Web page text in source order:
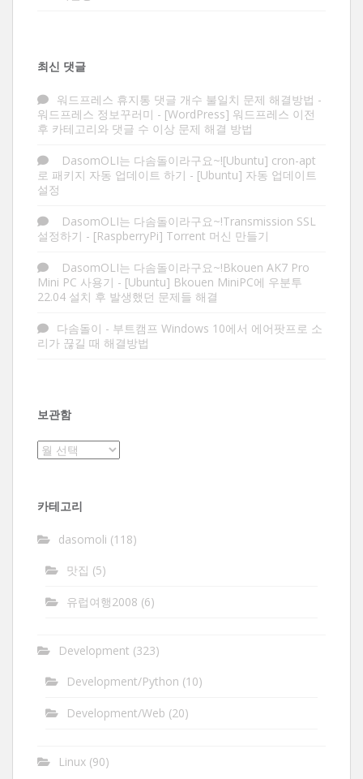
최신 댓글
워드프레스 휴지통 댓글 개수 불일치 문제 해결방법 -
워드프레스 정보꾸러미 - [WordPress] 워드프레스 이전
후 카테고리와 댓글 수 이상 문제 해결 방법
DasomOLI는 다솜돌이라구요~![Ubuntu] cron-apt
로 패키지 자동 업데이트 하기 - [Ubuntu] 자동 업데이트
설정
DasomOLI는 다솜돌이라구요~!Transmission SSL
설정하기 - [RaspberryPi] Torrent 머신 만들기
DasomOLI는 다솜돌이라구요~!Bkouen AK7 Pro
Mini PC 사용기 - [Ubuntu] Bkouen MiniPC에 우분투
22.04 설치 후 발생했던 문제들 해결
다솜돌이 - 부트캠프 Windows 10에서 에어팟프로 소
리가 끊길 때 해결방법
보관함
보
카테고리
dasomoli (118)
맛집 (5)
유럽여행2008 (6)
Development (323)
Development/Python (10)
Development/Web (20)
Linux (90)